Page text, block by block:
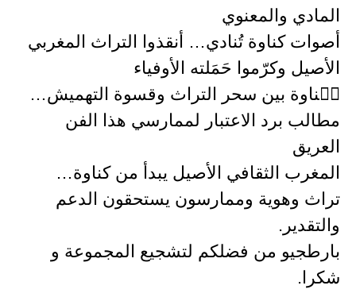
المادي والمعنوي
أصوات كناوة تُنادي… أنقذوا التراث المغربي
الأصيل وكرّموا حَمَلته الأوفياء
كࣤناوة بين سحر التراث وقسوة التهميش…
مطالب برد الاعتبار لممارسي هذا الفن
العريق
المغرب الثقافي الأصيل يبدأ من كناوة…
تراث وهوية وممارسون يستحقون الدعم
والتقدير.
بارطجيو من فضلكم لتشجيع المجموعة و
شكرا.